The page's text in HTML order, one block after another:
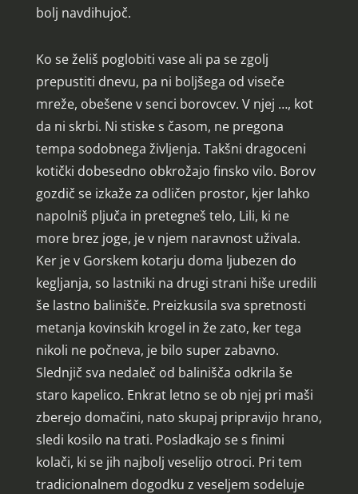
bolj navdihujoč.
Ko se želiš poglobiti vase ali pa se zgolj
prepustiti dnevu, pa ni boljšega od viseče
mreže, obešene v senci borovcev. V njej …, kot
da ni skrbi. Ni stiske s časom, ne pregona
tempa sodobnega življenja. Takšni dragoceni
kotički dobesedno obkrožajo finsko vilo. Borov
gozdič se izkaže za odličen prostor, kjer lahko
napolniš pljuča in pretegneš telo, Lili, ki ne
more brez joge, je v njem naravnost uživala.
Ker je v Gorskem kotarju doma ljubezen do
kegljanja, so lastniki na drugi strani hiše uredili
še lastno balinišče. Preizkusila sva spretnosti
metanja kovinskih krogel in že zato, ker tega
nikoli ne počneva, je bilo super zabavno.
Slednjič sva nedaleč od balinišča odkrila še
staro kapelico. Enkrat letno se ob njej pri maši
zberejo domačini, nato skupaj pripravijo hrano,
sledi kosilo na trati. Posladkajo se s finimi
kolači, ki se jih najbolj veselijo otroci. Pri tem
tradicionalnem dogodku z veseljem sodeluje